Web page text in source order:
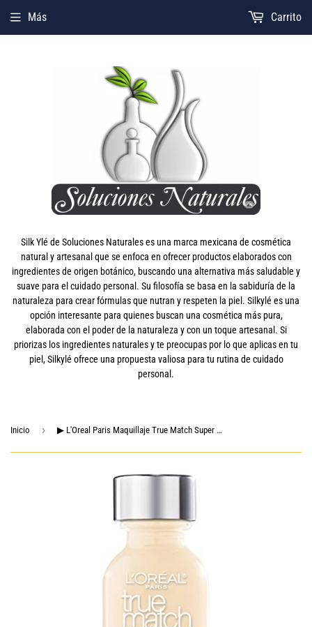
Silk Ylé de Soluciones Naturales es una marca mexicana de cosmética
natural y artesanal que se enfoca en ofrecer productos elaborados con
ingredientes de origen botánico, buscando una alternativa más saludable y
suave para el cuidado personal. Su filosofía se basa en la sabiduría de la
naturaleza para crear fórmulas que nutran y respeten la piel. Silkylé es una
opción interesante para quienes buscan una cosmética más pura,
elaborada con el poder de la naturaleza y con un toque artesanal. Si
priorizas los ingredientes naturales y te preocupas por lo que aplicas en tu
piel, Silkylé ofrece una propuesta valiosa para tu rutina de cuidado
personal.
Más Carrito
Inicio › ▶ L'Oreal Paris Maquillaje True Match Super Blendable Base Líquida, W2.5 Vainilla, 1 pieza